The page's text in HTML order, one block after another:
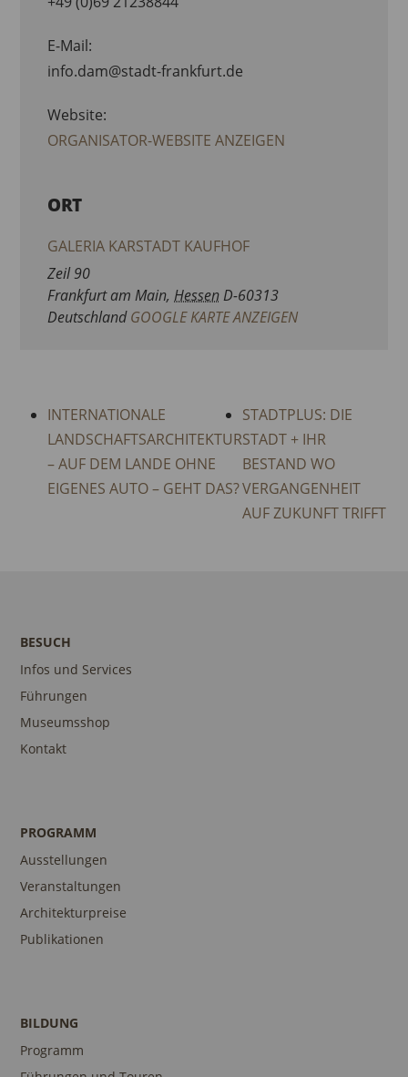
ORT
GALERIA KARSTADT KAUFHOF
Zeil 90
Frankfurt am Main, Hessen D-60313
Deutschland GOOGLE KARTE ANZEIGEN
E-Mail:
info.dam@stadt-frankfurt.de
Website:
ORGANISATOR-WEBSITE ANZEIGEN
INTERNATIONALE
LANDSCHAFTSARCHITEKTUR
– AUF DEM LANDE OHNE
EIGENES AUTO – GEHT DAS?
STADTPLUS: DIE
STADT + IHR
BESTAND WO
VERGANGENHEIT
AUF ZUKUNFT TRIFFT
BESUCH
Infos und Services
Führungen
Museumsshop
Kontakt
PROGRAMM
Ausstellungen
Veranstaltungen
Architekturpreise
Publikationen
BILDUNG
Programm